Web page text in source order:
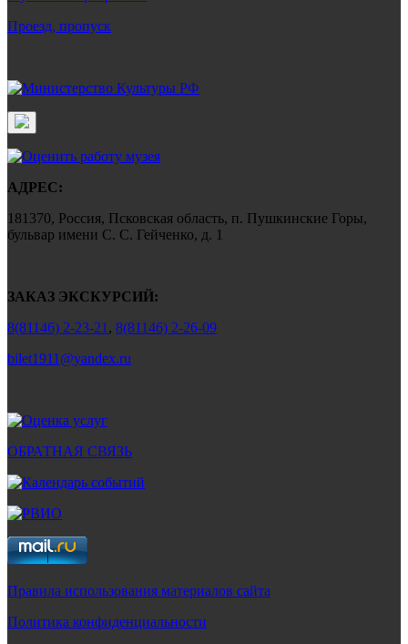
Проезд, пропуск
АДРЕС:
181370, Россия, Псковская область, п. Пушкинские Горы,
бульвар имени С. С. Гейченко, д. 1
ЗАКАЗ ЭКСКУРСИЙ:
8(81146) 2-23-21 , 8(81146) 2-26-09
bilet1911@yandex.ru
ОБРАТНАЯ СВЯЗЬ
Правила использования материалов сайта
Политика конфиденциальности